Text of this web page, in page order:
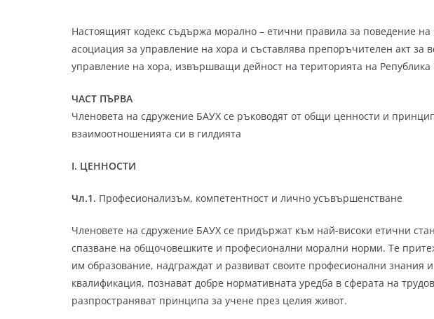
Настоящият кодекс съдържа морално – етични правила за поведение
асоциация за управление на хора и съставлява препоръчителен акт за
управление на хора, извършващи дейност на територията на Република
ЧАСТ ПЪРВА
Членовета на сдружение БАУХ се ръководят от общи ценности и
взаимоотношенията си в гилдията
I. ЦЕННОСТИ
Чл.1. Професионализъм, компетентност и лично усъвършенстване
Членовете на сдружение БАУХ се придържат към най-високи етични
спазване на общочовешките и професионални морални норми. Те
им образование, надграждат и развиват своите професионални знания
квалификация, познават добре нормативната уредба в сферата на
разпространяват принципа за учене през целия живот.